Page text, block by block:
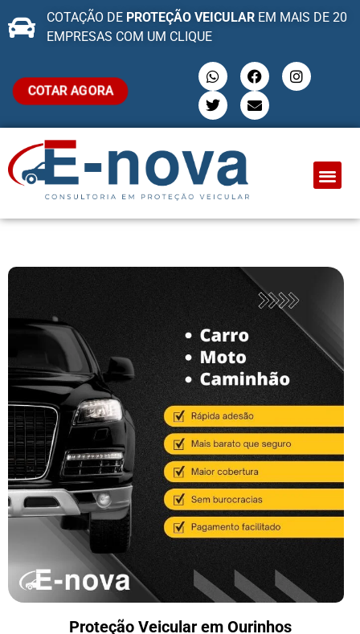
COTAÇÃO DE PROTEÇÃO VEICULAREM MAIS DE 20
EMPRESAS COM UM CLIQUE
COTAR AGORA
Proteção Veicular em Ourinhos